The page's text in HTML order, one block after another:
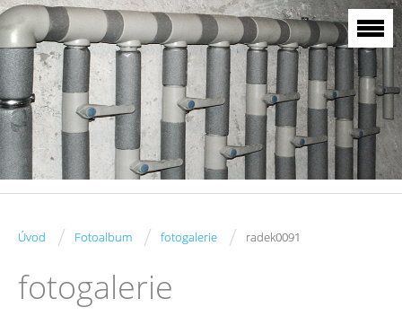
Úvod / Fotoalbum / fotogalerie / radek0091
fotogalerie